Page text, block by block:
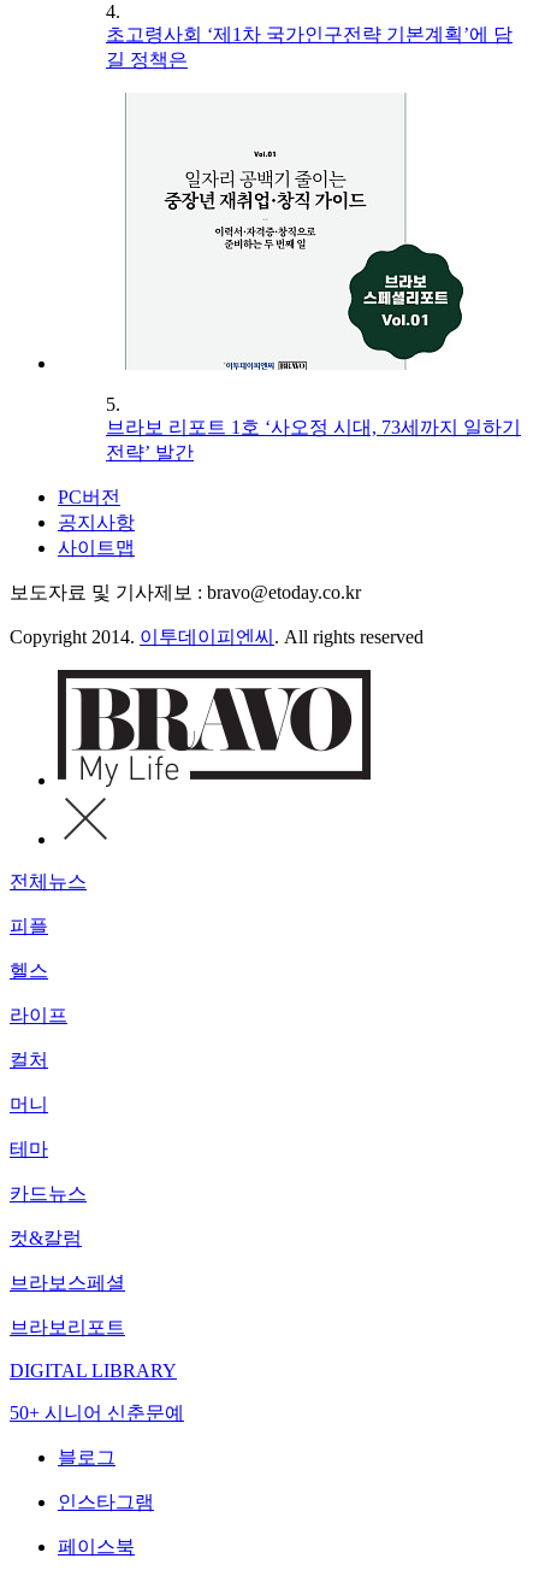
4.
초고령사회 ‘제1차 국가인구전략 기본계획’에 담
길 정책은
5.
브라보 리포트 1호 ‘사오정 시대, 73세까지 일하기
전략’ 발간
PC버전
공지사항
사이트맵
보도자료 및 기사제보 : bravo@etoday.co.kr
Copyright 2014. 이투데이피엔씨 . All rights reserved
전체뉴스
피플
헬스
라이프
컬처
머니
테마
카드뉴스
컷&칼럼
브라보스페셜
브라보리포트
DIGITAL LIBRARY
50+ 시니어 신춘문예
블로그
인스타그램
페이스북